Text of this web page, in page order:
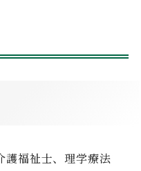
護福祉士、理学療法